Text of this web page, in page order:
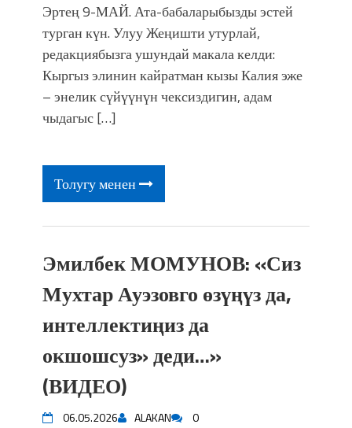
Эртең 9-МАЙ. Ата-бабаларыбызды эстей
турган күн. Улуу Жеңишти утурлай,
редакциябызга ушундай макала келди:
Кыргыз элинин кайратман кызы Калия эже
– энелик сүйүүнүн чексиздигин, адам
чыдагыс […]
Толугу менен
Эмилбек МОМУНОВ: «Сиз
Мухтар Ауэзовго өзүңүз да,
интеллектиңиз да
окшошсуз» деди…»
(ВИДЕО)
06.05.2026 ALAKAN 0